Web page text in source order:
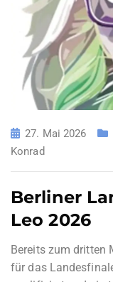
27. Mai 2026
Konrad
Berliner
Leo 2026
Bereits zum dritten
für das